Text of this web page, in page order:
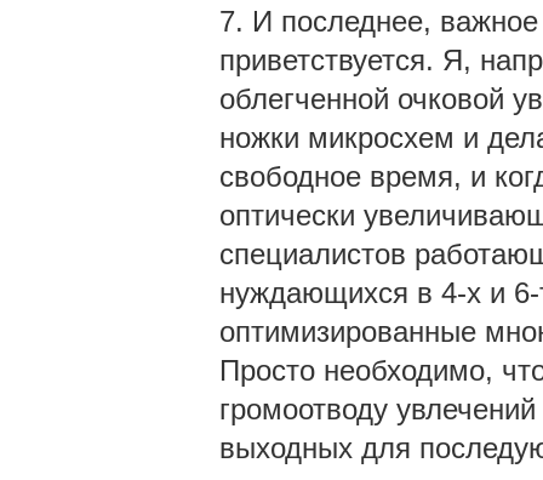
7. И последнее,
приветствуется. Я,
облегченной очковой
ножки микросхем и
свободное время, и
оптически
специалистов
нуждающихся в 4-х и 6-
оптимизированные
Просто необходимо,
громоотводу
выходных для